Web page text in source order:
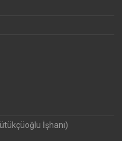
İşhanı)